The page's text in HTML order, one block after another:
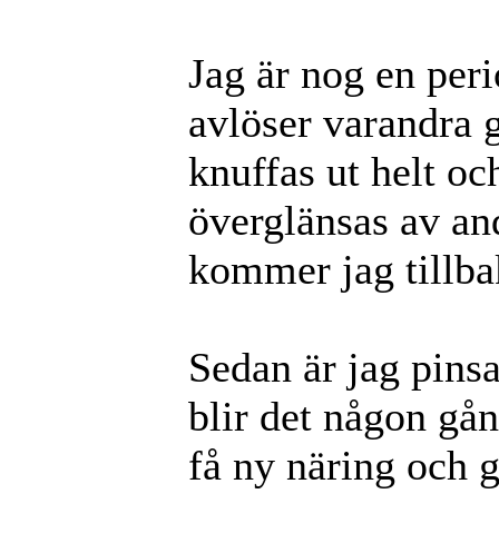
Jag är nog en
avlöser varandra
knuffas ut helt
överglänsas av
kommer jag
Sedan är jag
blir det någon
få ny näring och